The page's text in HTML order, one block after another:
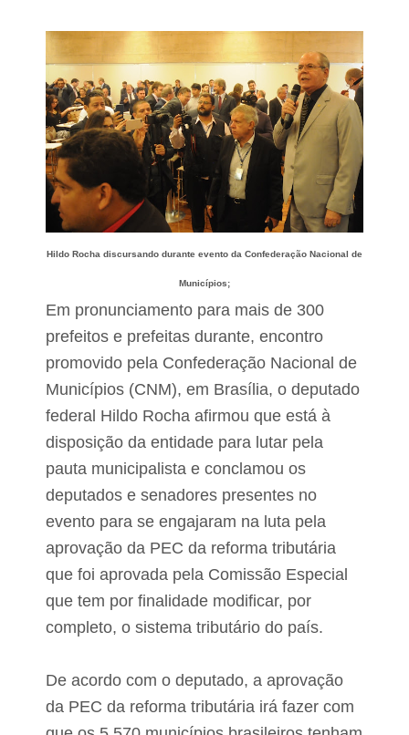
Hildo Rocha discursando durante evento da Confederação Nacional de
Municípios;
Em pronunciamento para mais de 300
prefeitos e prefeitas durante, encontro
promovido pela Confederação Nacional de
Municípios (CNM), em Brasília, o deputado
federal Hildo Rocha afirmou que está à
disposição da entidade para lutar pela
pauta municipalista e conclamou os
deputados e senadores presentes no
evento para se engajaram na luta pela
aprovação da PEC da reforma tributária
que foi aprovada pela Comissão Especial
que tem por finalidade modificar, por
completo, o sistema tributário do país.
De acordo com o deputado, a aprovação
da PEC da reforma tributária irá fazer com